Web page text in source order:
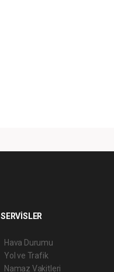
SERVİSLER
Hava Durumu
Yol ve Trafik
Namaz Vakitleri